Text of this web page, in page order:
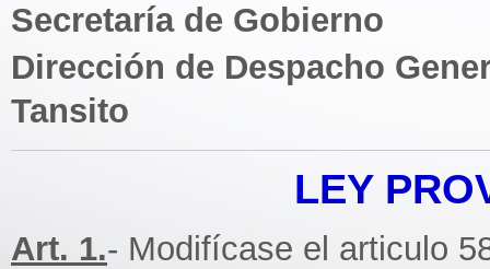
Secretaría de Gobierno
Dirección de Despacho
Tansito
LEY
Art. 1.- Modifícase el articulo